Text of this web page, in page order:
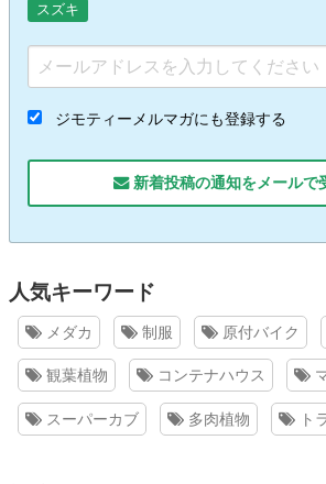
スズキ
ジモティーメルマガにも登録する
新着投稿の通知をメールで
人気キーワード
メダカ 制服 原付バイク
観葉植物 コンテナハウス
スーパーカブ 多肉植物 ト